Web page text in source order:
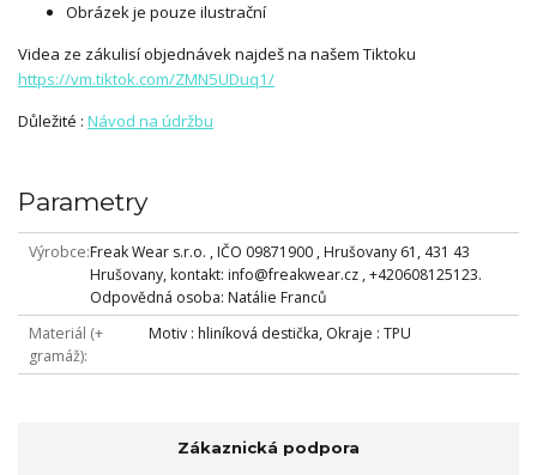
Obrázek je pouze ilustrační
Videa ze zákulisí objednávek najdeš na našem Tiktoku
https://vm.tiktok.com/ZMN5UDuq1/
Důležité : Návod na údržbu
Parametry
Výrobce Freak Wear s.r.o. , IČO 09871900 , Hrušovany 61, 431 43
Hrušovany, kontakt: info@freakwear.cz , +420608125123.
Odpovědná osoba: Natálie Franců
Materiál (+
gramáž)
Motiv : hliníková destička, Okraje : TPU
Zákaznická podpora